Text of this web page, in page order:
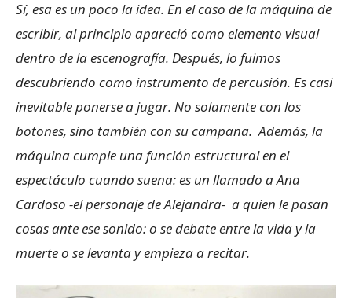
Sí, esa es un poco la idea. En el caso de la máquina de
escribir, al principio apareció como elemento visual
dentro de la escenografía. Después, lo fuimos
descubriendo como instrumento de percusión. Es casi
inevitable ponerse a jugar. No solamente con los
botones, sino también con su campana. Además, la
máquina cumple una función estructural en el
espectáculo cuando suena: es un llamado a Ana
Cardoso -el personaje de Alejandra- a quien le pasan
cosas ante ese sonido: o se debate entre la vida y la
muerte o se levanta y empieza a recitar.